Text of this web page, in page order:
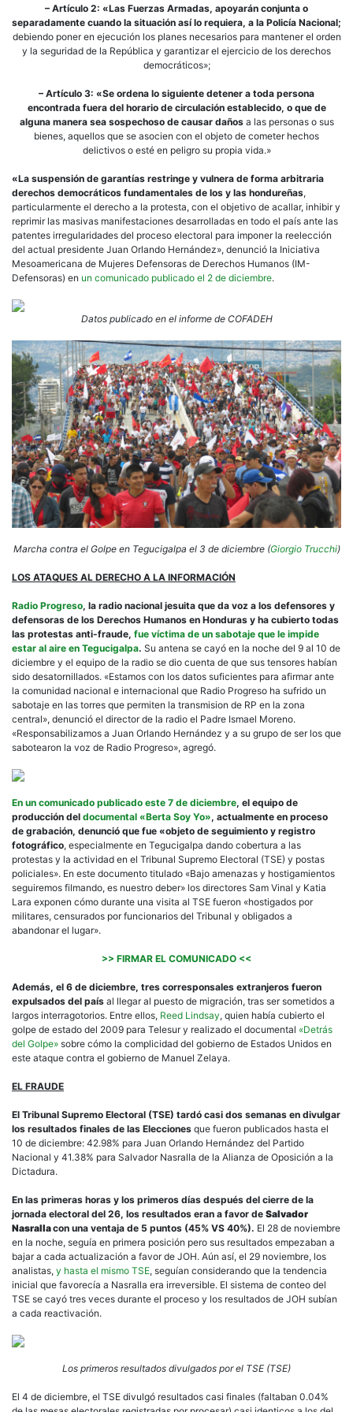
– Artículo 2: «Las Fuerzas Armadas, apoyarán conjunta o
separadamente cuando la situación así lo requiera, a la Policía Nacional;
debiendo poner en ejecución los planes necesarios para mantener el orden
y la seguridad de la República y garantizar el ejercicio de los derechos
democráticos»;
– Artículo 3: «Se ordena lo siguiente detener a toda persona
encontrada fuera del horario de circulación establecido, o que de
alguna manera sea sospechoso de causar dañosa las personas o sus
bienes, aquellos que se asocien con el objeto de cometer hechos
delictivos o esté en peligro su propia vida.»
«La suspensión de garantías restringe y vulnera de forma arbitraria
derechos democráticos fundamentales de los y las hondureñas,
particularmente el derecho a la protesta, con el objetivo de acallar, inhibir y
reprimir las masivas manifestaciones desarrolladas en todo el país ante las
patentes irregularidades del proceso electoral para imponer la reelección
del actual presidente Juan Orlando Hernández», denunció la Iniciativa
Mesoamericana de Mujeres Defensoras de Derechos Humanos (IM-
Defensoras) en un comunicado publicado el 2 de diciembre.
Datos publicado en el informe de COFADEH
Marcha contra el Golpe en Tegucigalpa el 3 de diciembre (Giorgio Trucchi)
LOS ATAQUES AL DERECHO A LA INFORMACIÓN
Radio Progreso, la radio nacional jesuita que da voz a los defensores y
defensoras de los Derechos Humanos en Honduras y ha cubierto todas
las protestas anti-fraude, fue víctima de un sabotaje que le impide
estar al aire en Tegucigalpa. Su antena se cayó en la noche del 9 al 10 de
diciembre y el equipo de la radio se dio cuenta de que sus tensores habían
sido desatornillados. «Estamos con los datos suficientes para afirmar ante
la comunidad nacional e internacional que Radio Progreso ha sufrido un
sabotaje en las torres que permiten la transmision de RP en la zona
central», denunció el director de la radio el Padre Ismael Moreno.
«Responsabilizamos a Juan Orlando Hernández y a su grupo de ser los que
sabotearon la voz de Radio Progreso», agregó.
En un comunicado publicado este 7 de diciembre, el equipo de
producción del documental «Berta Soy Yo», actualmente en proceso
de grabación, denunció que fue «objeto de seguimiento y registro
fotográfico, especialmente en Tegucigalpa dando cobertura a las
protestas y la actividad en el Tribunal Supremo Electoral (TSE) y postas
policiales». En este documento titulado «Bajo amenazas y hostigamientos
seguiremos filmando, es nuestro deber» los directores Sam Vinal y Katia
Lara exponen cómo durante una visita al TSE fueron «hostigados por
militares, censurados por funcionarios del Tribunal y obligados a
abandonar el lugar».
>> FIRMAR EL COMUNICADO <<
Además, el 6 de diciembre, tres corresponsales extranjeros fueron
expulsados del país al llegar al puesto de migración, tras ser sometidos a
largos interragotorios. Entre ellos, Reed Lindsay, quien había cubierto el
golpe de estado del 2009 para Telesur y realizado el documental «Detrás
del Golpe» sobre cómo la complicidad del gobierno de Estados Unidos en
este ataque contra el gobierno de Manuel Zelaya.
EL FRAUDE
El Tribunal Supremo Electoral (TSE) tardó casi dos semanas en divulgar
los resultados finales de las Elecciones que fueron publicados hasta el
10 de diciembre: 42.98% para Juan Orlando Hernández del Partido
Nacional y 41.38% para Salvador Nasralla de la Alianza de Oposición a la
Dictadura.
En las primeras horas y los primeros días después del cierre de la
jornada electoral del 26, los resultados eran a favor de Salvador
Nasrallacon una ventaja de 5 puntos (45% VS 40%). El 28 de noviembre
en la noche, seguía en primera posición pero sus resultados empezaban a
bajar a cada actualización a favor de JOH. Aún así, el 29 noviembre, los
analistas, y hasta el mismo TSE, seguían considerando que la tendencia
inicial que favorecía a Nasralla era irreversible. El sistema de conteo del
TSE se cayó tres veces durante el proceso y los resultados de JOH subían
a cada reactivación.
Los primeros resultados divulgados por el TSE (TSE)
El 4 de diciembre, el TSE divulgó resultados casi finales (faltaban 0.04%